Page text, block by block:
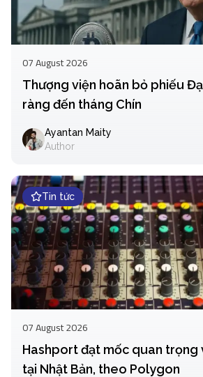
07 August 2026
Thượng viện hoãn bỏ phiếu
ràng đến tháng Chín
Ayantan Maity
Author
Tin tức
07 August 2026
Hashport đạt mốc quan
tại Nhật Bản, theo Polygon